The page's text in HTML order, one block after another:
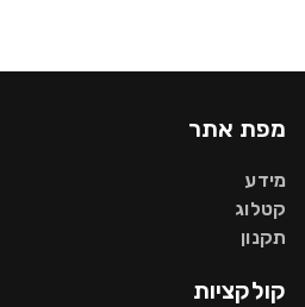
מפת אתר
מידע
קטלוג
תקנון
קולקציות